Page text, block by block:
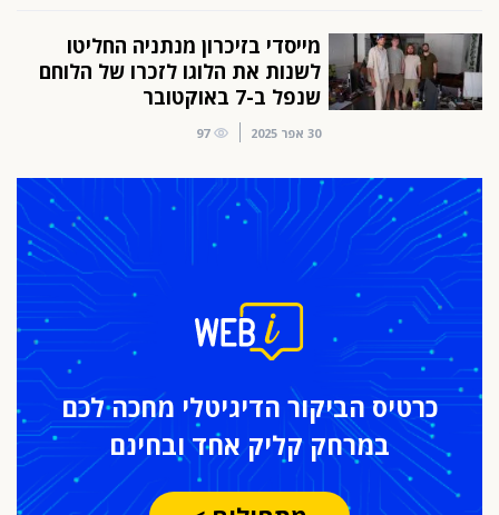
מייסדי בזיכרון מנתניה החליטו
לשנות את הלוגו לזכרו של הלוחם
שנפל ב-7 באוקטובר
30 אפר 2025 97
כרטיס הביקור הדיגיטלי מחכה לכם
במרחק קליק אחד ובחינם